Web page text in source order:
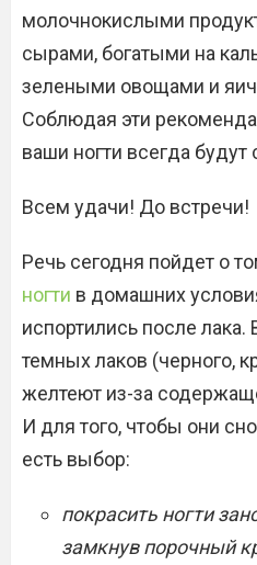
молочнокислыми
сырами, богатыми на
зелеными овощами и
Соблюдая эти
ваши ногти всегда будут
Всем удачи! До встречи!
Речь сегодня пойдет о
ногти в домашних
испортились после лака.
темных лаков (черного,
желтеют из-за
И для того, чтобы они
есть выбор:
покрасить ногти
замкнув порочный